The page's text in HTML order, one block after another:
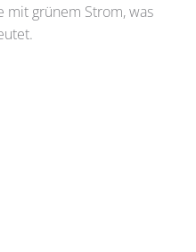
mit grünem Strom, was